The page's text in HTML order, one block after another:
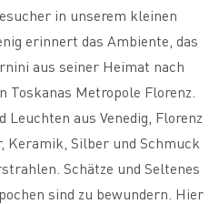
in unserem kleinen
erinnert das Ambiente, das
aus seiner Heimat nach
Metropole Florenz.
aus Venedig, Florenz
Keramik, Silber und Schmuck
Schätze und Seltenes
sind zu bewundern. Hier